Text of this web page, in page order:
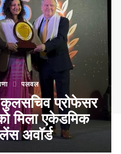
पलवल
प्रोफेसर
मिला एकेडमिक
अवॉर्ड